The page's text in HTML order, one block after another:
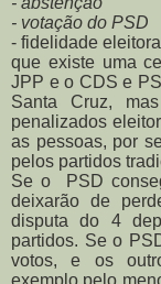
- votação do PSD
- fidelidade
que existe uma
JPP e o CDS e
Santa Cruz,
penalizados
as pessoas, por
pelos partidos
Se o PSD
deixarão de
disputa do 4
partidos. Se o
votos, e os